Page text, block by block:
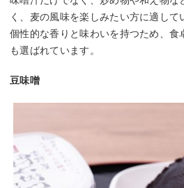
く、麦の風味を楽しみたい方に適して
個性的な香りと味わいを持つため、食
も選ばれています。
豆味噌